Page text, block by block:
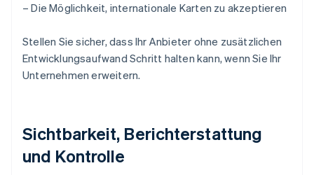
– Die Möglichkeit, internationale Karten zu akzeptieren
Stellen Sie sicher, dass Ihr Anbieter ohne zusätzlichen
Entwicklungsaufwand Schritt halten kann, wenn Sie Ihr
Unternehmen erweitern.
Sichtbarkeit, Berichterstattung
und Kontrolle